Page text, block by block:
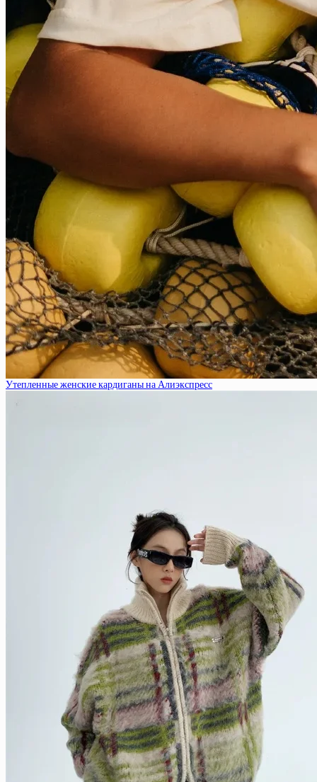
Утепленные женские кардиганы на Алиэкспресс